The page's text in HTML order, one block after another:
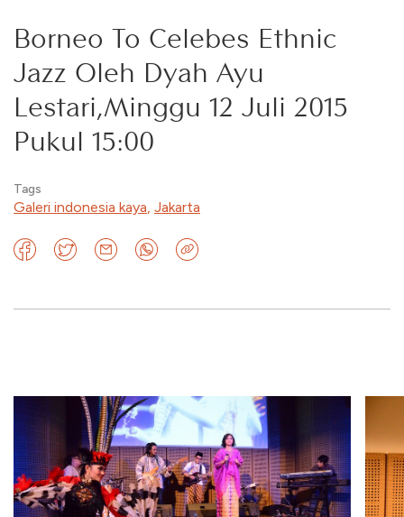
Borneo To Celebes Ethnic
Jazz Oleh Dyah Ayu
Lestari,Minggu 12 Juli 2015
Pukul 15:00
Tags
Galeri indonesia kaya, Jakarta